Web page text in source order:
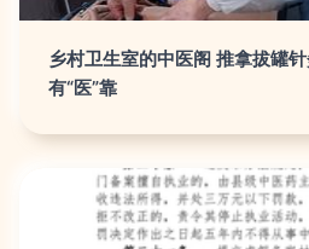
乡村卫生室的中医阁 推拿拔罐
有“医”靠